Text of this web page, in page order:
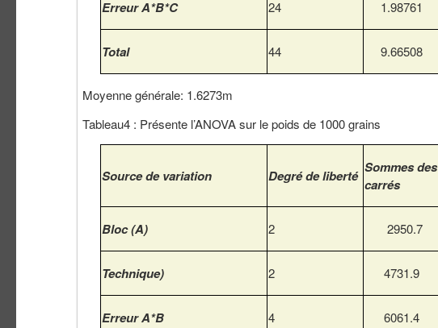
Erreur A*B*C 24 1.98761
Total 44 9.66508
Moyenne générale: 1.6273m
Tableau4 : Présente l’ANOVA sur le poids de 1000 grains
Source de variation Degré de liberté Sommes des
carrés
Bloc (A) 2 2950.7
Technique) 2 4731.9
Erreur A*B 4 6061.4